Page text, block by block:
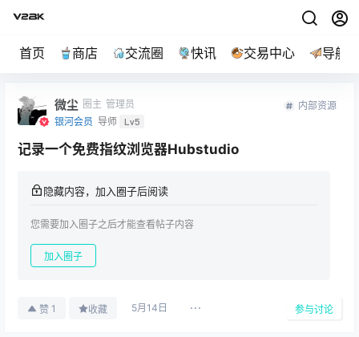
首页 商店 交流圈 快讯 交易中心 导航
微尘 圈主 管理员
银河会员 导师 Lv5
内部资源
记录一个免费指纹浏览器Hubstudio
隐藏内容，加入圈子后阅读
您需要加入圈子之后才能查看帖子内容
加入圈子
赞 1 收藏 5月14日 参与讨论